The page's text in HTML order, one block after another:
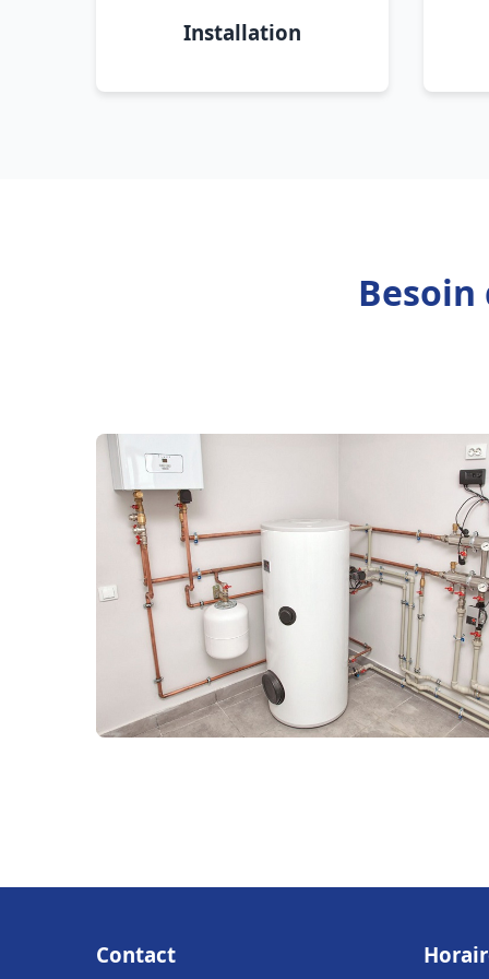
Installation
Besoin
Contact